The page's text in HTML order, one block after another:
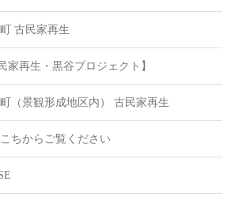
古民家再生
家再生・黒谷プロジェクト】
（景観形成地区内） 古民家再生
ちからご覧ください